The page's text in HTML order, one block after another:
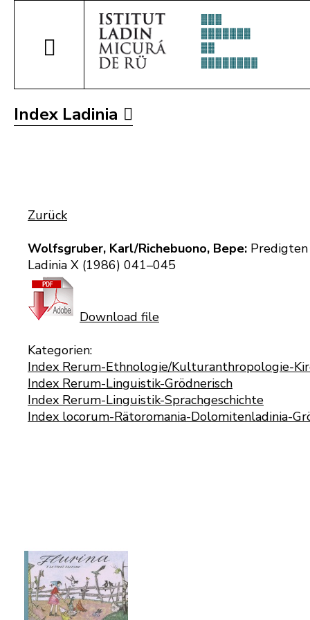
Index Ladinia
Zurück
Wolfsgruber, Karl/Richebuono, Bepe: Predigten
Ladinia X (1986) 041–045
Download file
Kategorien:
Index Rerum-Ethnologie/Kulturanthropologie-
Index Rerum-Linguistik-Grödnerisch
Index Rerum-Linguistik-Sprachgeschichte
Index locorum-Rätoromania-Dolomitenladinia-